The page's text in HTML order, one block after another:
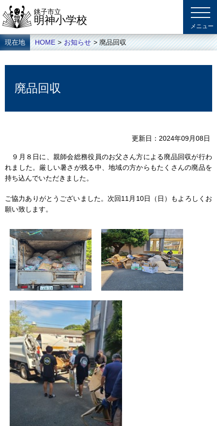
銚子市立
明神小学校
現在地 HOME > お知らせ > 廃品回収
廃品回収
更新日 2024年09月08日
９月８日に、親師会総務役員のお父さん方による廃品回収が行わ
れました。厳しい暑さが残る中、地域の方からもたくさんの廃品を
持ち込んでいただきました。
ご協力ありがとうございました。次回11月10日（日）もよろしくお
願い致します。